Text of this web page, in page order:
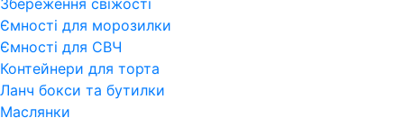
Збереження свіжості
Ємності для морозилки
Ємності для СВЧ
Контейнери для торта
Ланч бокси та бутилки
Маслянки